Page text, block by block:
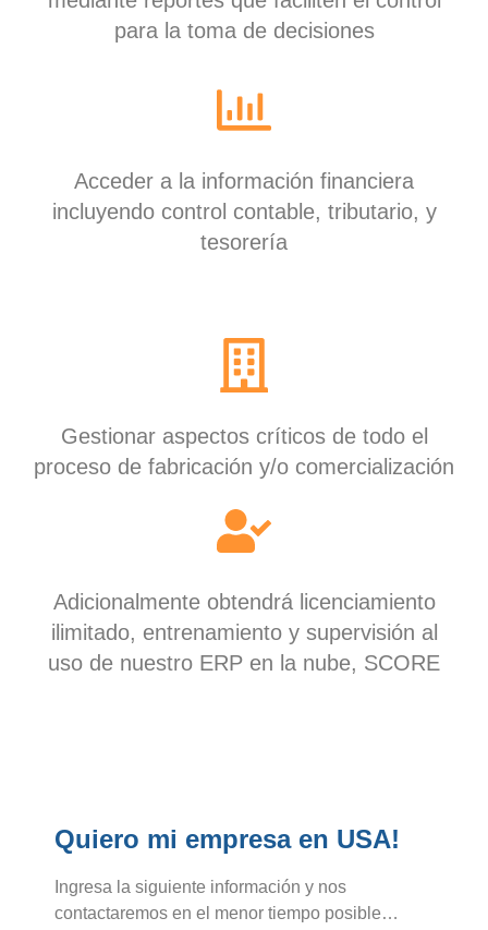
para la toma de decisiones
Acceder a la información financiera
incluyendo control contable, tributario, y
tesorería
Gestionar aspectos críticos de todo el
proceso de fabricación y/o comercialización
Adicionalmente obtendrá licenciamiento
ilimitado, entrenamiento y supervisión al
uso de nuestro ERP en la nube, SCORE
Quiero mi empresa en USA!
Ingresa la siguiente información y nos
contactaremos en el menor tiempo posible…